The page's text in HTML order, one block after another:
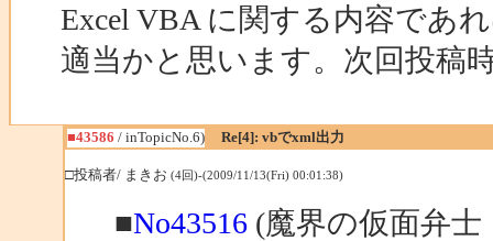
Excel VBA に関する内容であ
適当かと思います。次回投稿
■43586 / inTopicNo.6) Re[4]: vbでxml出力
□投稿者/ まきお (4回)-(2009/11/13(Fri) 00:01:38)
■No43516(魔界の仮面弁士